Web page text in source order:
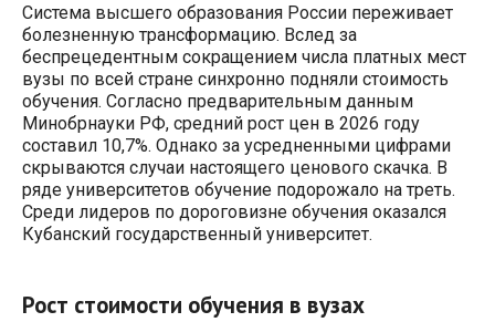
Система высшего образования России переживает
болезненную трансформацию. Вслед за
беспрецедентным сокращением числа платных мест
вузы по всей стране синхронно подняли стоимость
обучения. Согласно предварительным данным
Минобрнауки РФ, средний рост цен в 2026 году
составил 10,7%. Однако за усредненными цифрами
скрываются случаи настоящего ценового скачка. В
ряде университетов обучение подорожало на треть.
Среди лидеров по дороговизне обучения оказался
Кубанский государственный университет.
Рост стоимости обучения в вузах